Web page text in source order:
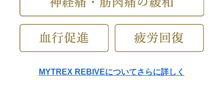
MYTREX REBIVEについてさらに詳しく